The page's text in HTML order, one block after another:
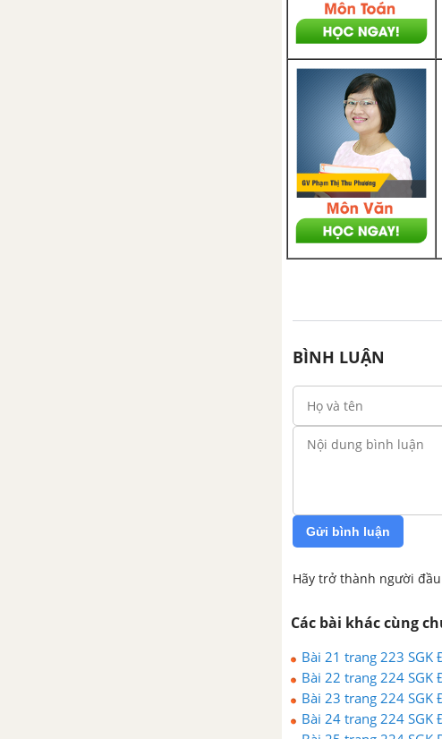
BÌNH LUẬN
Gửi bình luận
Hãy trở thành người
Các bài khác cùng
Bài 21 trang 223 SGK
Bài 22 trang 224 SGK
Bài 23 trang 224 SGK
Bài 24 trang 224 SGK